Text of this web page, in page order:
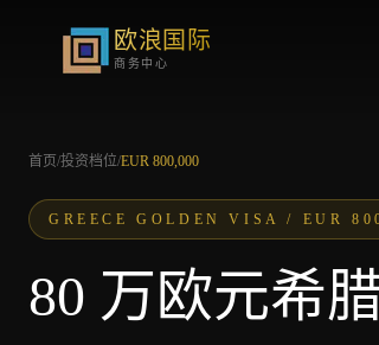
欧浪国际
商务中心
首页/投资档位/EUR 800,000
GREECE GOLDEN VISA / EUR
80 万欧元希